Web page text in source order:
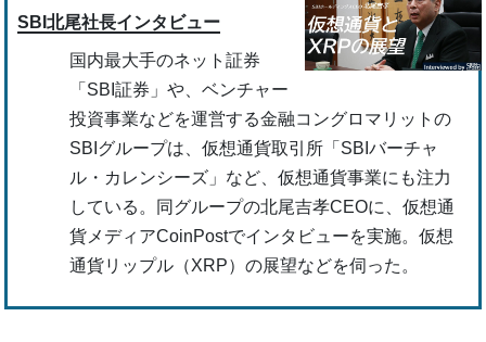
SBI北尾社長インタビュー
国内最大手のネット証券
「SBI証券」や、ベンチャー
投資事業などを運営する金融コングロマリットの
SBIグループは、仮想通貨取引所「SBIバーチャ
ル・カレンシーズ」など、仮想通貨事業にも注力
している。同グループの北尾吉孝CEOに、仮想通
貨メディアCoinPostでインタビューを実施。仮想
通貨リップル（XRP）の展望などを伺った。